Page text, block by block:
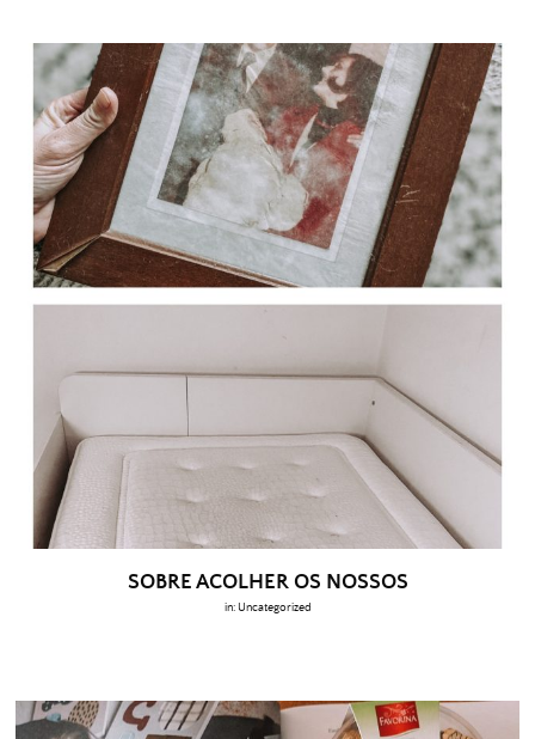
SOBRE ACOLHER OS NOSSOS
in: Uncategorized